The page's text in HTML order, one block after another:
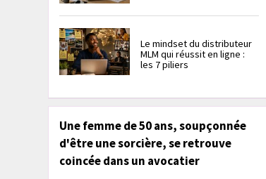
Le mindset du distributeur
MLM qui réussit en ligne :
les 7 piliers
Une femme de 50 ans, soupçonnée
d'être une sorcière, se retrouve
coincée dans un avocatier